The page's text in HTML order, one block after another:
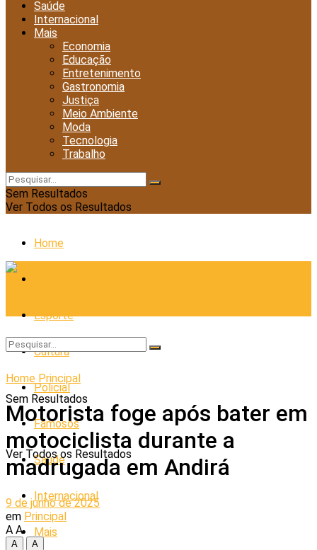
Saúde
Internacional
Mais
Economia
Educação
Entretenimento
Gastronomia
Justiça
Meio Ambiente
Moda
Tecnologia
Trabalho
Sem Resultados
Ver Todos os Resultados
Home
Esporte
Cultura
Policial
Famosos
Saúde
Internacional
Mais
Sem Resultados
Ver Todos os Resultados
Home Principal
Motorista foge após bater em
motociclista durante a
madrugada em Andirá
9 de junho de 2025
em Principal
A A
A
A